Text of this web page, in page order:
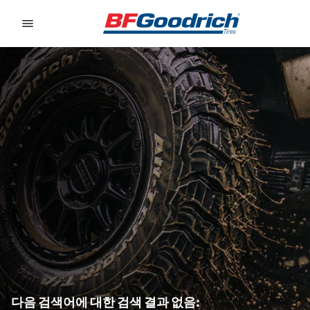
다음 검색어에 대한 검색 결과 없음: